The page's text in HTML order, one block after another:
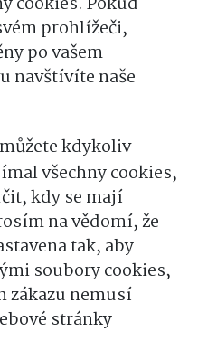
prohlížeči,
po vašem
navštívíte naše
kdykoliv
všechny cookies,
kdy se mají
na vědomí, že
tak, aby
soubory cookies,
zákazu nemusí
stránky